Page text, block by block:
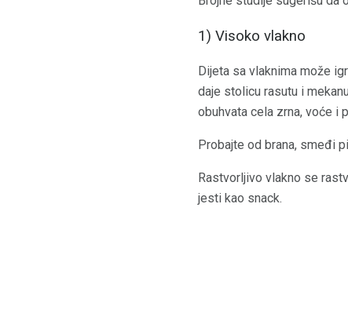
1) Visoko vlakno
Dijeta sa vlaknima može
daje stolicu rasutu i
obuhvata cela zrna, voće i
Probajte od brana, smeđi
Rastvorljivo vlakno se
jesti kao snack.